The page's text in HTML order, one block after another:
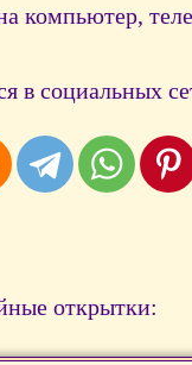
компьютер,
в социальных
открытки: